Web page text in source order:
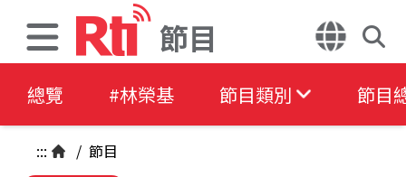
節目
總覽 #林榮基 節目類別 節目
::: / 節目